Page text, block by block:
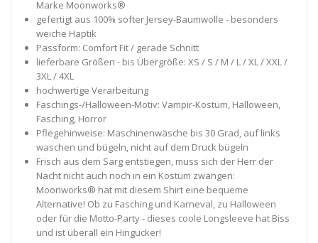
Marke Moonworks®
gefertigt aus 100% softer Jersey-Baumwolle - besonders
weiche Haptik
Passform: Comfort Fit / gerade Schnitt
lieferbare Größen - bis Übergröße: XS / S / M / L / XL / XXL /
3XL / 4XL
hochwertige Verarbeitung
Faschings-/Halloween-Motiv: Vampir-Kostüm, Halloween,
Fasching, Horror
Pflegehinweise: Maschinenwäsche bis 30 Grad, auf links
waschen und bügeln, nicht auf dem Druck bügeln
Frisch aus dem Sarg entstiegen, muss sich der Herr der
Nacht nicht auch noch in ein Kostüm zwängen:
Moonworks® hat mit diesem Shirt eine bequeme
Alternative! Ob zu Fasching und Karneval, zu Halloween
oder für die Motto-Party - dieses coole Longsleeve hat Biss
und ist überall ein Hingucker!